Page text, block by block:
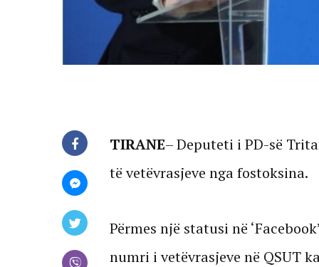
TIRANE– Deputeti i PD-së
të vetëvrasjeve nga fostoksina.
Përmes një statusi në
numri i vetëvrasjeve në QSUT